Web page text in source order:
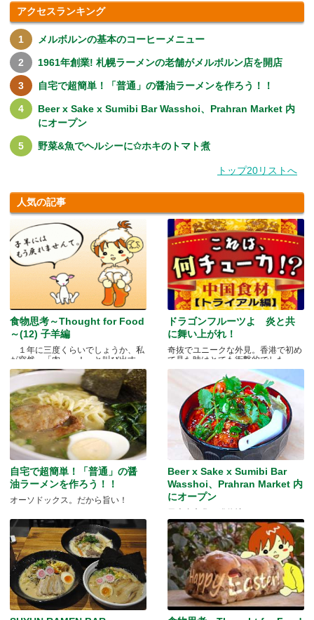
アクセスランキング
メルボルンの基本のコーヒーメニュー
1961年創業! 札幌ラーメンの老舗がメルボルン店を開店
自宅で超簡単！「普通」の醤油ラーメンを作ろう！！
Beer x Sake x Sumibi Bar Wasshoi、Prahran Market 内
にオープン
野菜&魚でヘルシーに✩ホキのトマト煮
トップ20リストへ
人気の記事
食物思考～Thought for Food
～(12) 子羊編
１年に三度くらいでしょうか、私
が突然、「肉～っ！」と叫び出す
瞬.....
ドラゴンフルーツよ 炎と共
に舞い上がれ！
奇抜でユニークな外見。香港で初め
て見た時はとても衝撃的でした.....
自宅で超簡単！「普通」の醤
油ラーメンを作ろう！！
オーソドックス。だから旨い！
Beer x Sake x Sumibi Bar
Wasshoi、Prahran Market 内
にオープン
日本食文化の発信地